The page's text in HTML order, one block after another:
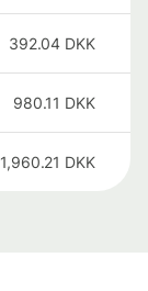
392.04 DKK
980.11 DKK
1,960.21 DKK